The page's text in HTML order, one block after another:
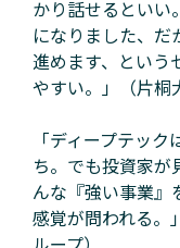
かり話せるといい
になりました、だ
進めます、という
やすい。」
（片桐
「ディープテッ
ち。でも投資家が
んな『強い事業』
感覚が問われる。」